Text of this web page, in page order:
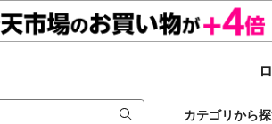
カテゴリから